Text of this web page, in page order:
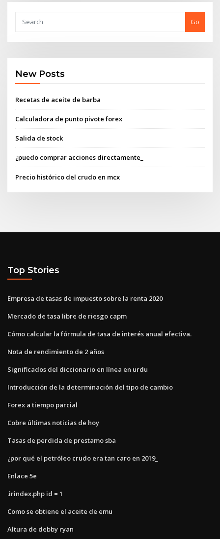
Go
New Posts
Recetas de aceite de barba
Calculadora de punto pivote forex
Salida de stock
¿puedo comprar acciones directamente_
Precio histórico del crudo en mcx
Top Stories
Empresa de tasas de impuesto sobre la renta 2020
Mercado de tasa libre de riesgo capm
Cómo calcular la fórmula de tasa de interés anual efectiva.
Nota de rendimiento de 2 años
Significados del diccionario en línea en urdu
Introducción de la determinación del tipo de cambio
Forex a tiempo parcial
Cobre últimas noticias de hoy
Tasas de perdida de prestamo sba
¿por qué el petróleo crudo era tan caro en 2019_
Enlace 5e
.irindex.php id = 1
Como se obtiene el aceite de emu
Altura de debby ryan